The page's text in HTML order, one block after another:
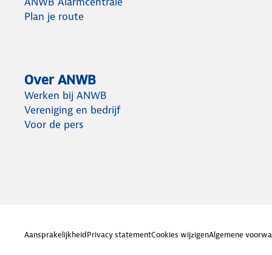
Plan je route
Over ANWB
Werken bij ANWB
Vereniging en bedrijf
Voor de pers
AansprakelijkheidPrivacy statementCookies wijzigenAlgemene